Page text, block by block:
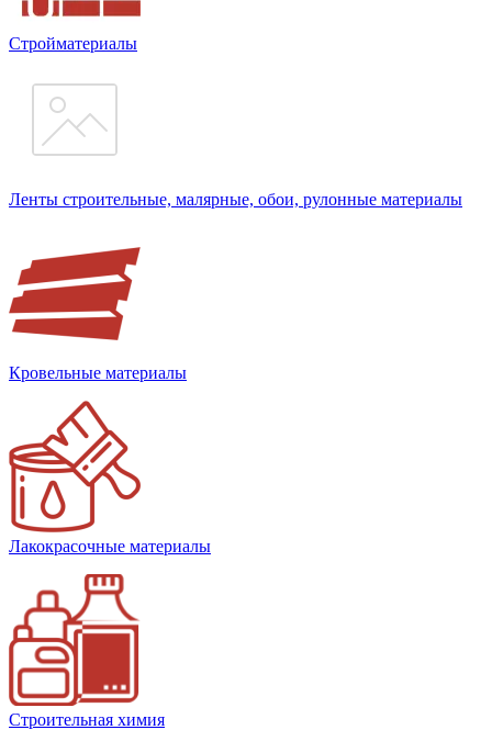
Стройматериалы
Ленты строительные, малярные, обои, рулонные материалы
Кровельные материалы
Лакокрасочные материалы
Строительная химия